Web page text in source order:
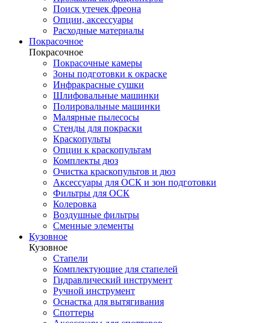
Поиск утечек фреона
Опции, аксессуары
Расходные материалы
Покрасочное
Покрасочное
Покрасочные камеры
Зоны подготовки к окраске
Инфракрасные сушки
Шлифовальные машинки
Полировальные машинки
Малярные пылесосы
Стенды для покраски
Краскопульты
Опции к краскопультам
Комплекты дюз
Очистка краскопультов и дюз
Аксессуары для ОСК и зон подготовки
Фильтры для ОСК
Колеровка
Воздушные фильтры
Сменные элементы
Кузовное
Кузовное
Стапели
Комплектующие для стапелей
Гидравлический инструмент
Ручной инструмент
Оснастка для вытягивания
Споттеры